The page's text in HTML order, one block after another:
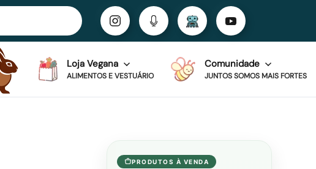
Loja Vegana
ALIMENTOS E VESTUÁRIO
Comunidade
JUNTOS SOMOS MAIS FORTES
PRODUTOS À VENDA